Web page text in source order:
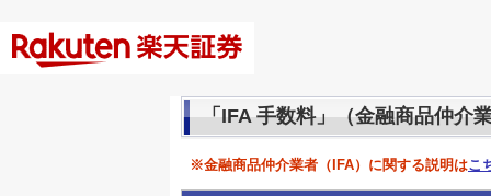
「IFA 手数料」（金融商品仲介
※金融商品仲介業者（IFA）に関する説明はこ